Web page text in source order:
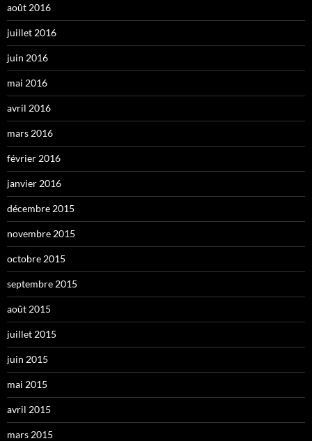
août 2016
juillet 2016
juin 2016
mai 2016
avril 2016
mars 2016
février 2016
janvier 2016
décembre 2015
novembre 2015
octobre 2015
septembre 2015
août 2015
juillet 2015
juin 2015
mai 2015
avril 2015
mars 2015